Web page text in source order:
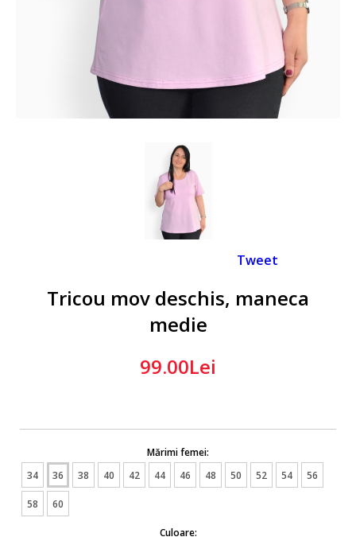
Tricou mov deschis, maneca
medie
99.00Lei
Mărimi femei:
34
36 38 40 42 44 46 48 50 52 54 56
58 60
Culoare:
Tweet